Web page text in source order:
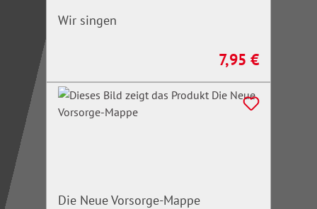
Wir singen
Regulärer Preis:
7,95 €
Die Neue Vorsorge-Mappe